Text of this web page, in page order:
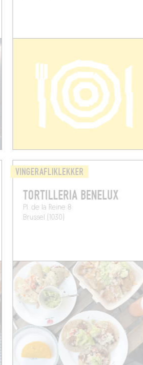
VINGERAFLIKLEKKER
TORTILLERIA BENELUX
Pl. de la Reine 8
Brussel (1030)